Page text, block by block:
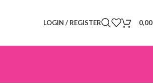
LOGIN / REGISTER